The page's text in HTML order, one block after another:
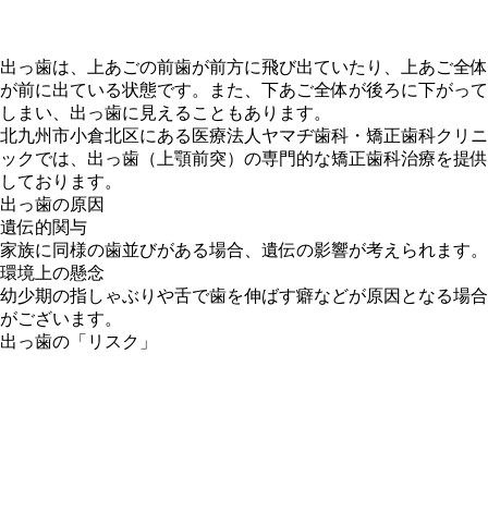
出っ歯は、上あごの前歯が前方に飛び出ていたり、上あご全体
が前に出ている状態です。また、下あご全体が後ろに下がって
しまい、出っ歯に見えることもあります。
北九州市小倉北区にある医療法人ヤマヂ歯科・矯正歯科クリニ
ックでは、出っ歯（上顎前突）の専門的な矯正歯科治療を提供
しております。
出っ歯の原因
遺伝的関与
家族に同様の歯並びがある場合、遺伝の影響が考えられます。
環境上の懸念
幼少期の指しゃぶりや舌で歯を伸ばす癖などが原因となる場合
がございます。
出っ歯の「リスク」